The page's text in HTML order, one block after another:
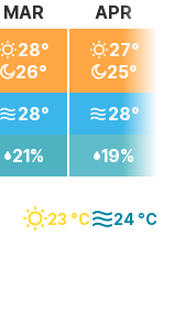
23 °C 24 °C
MAR
28°
26°
28°
21%
APR
27°
25°
28°
19%